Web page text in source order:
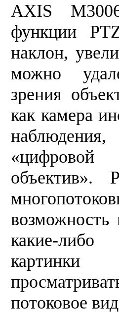
AXIS
функции
наклон,
можно
зрения
как камера
объектив».
возможность
какие-
потоковое